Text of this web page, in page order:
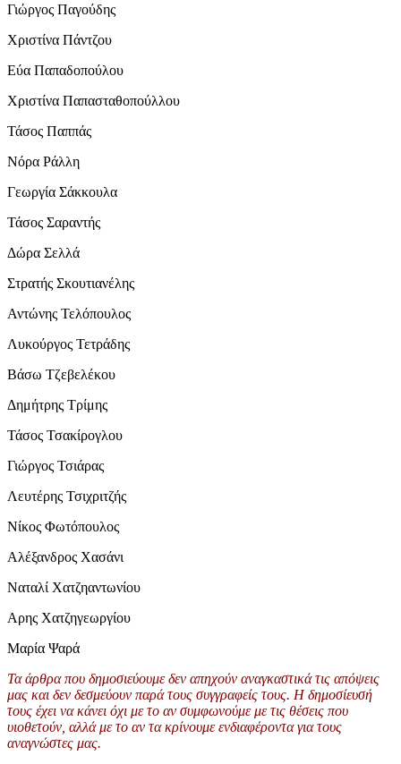
Γιώργος Παγούδης
Χριστίνα Πάντζου
Εύα Παπαδοπούλου
Χριστίνα Παπασταθοπούλλου
Τάσος Παππάς
Νόρα Ράλλη
Γεωργία Σάκκουλα
Τάσος Σαραντής
Δώρα Σελλά
Στρατής Σκουτιανέλης
Αντώνης Τελόπουλος
Λυκούργος Τετράδης
Βάσω Τζεβελέκου
Δημήτρης Τρίμης
Τάσος Τσακίρογλου
Γιώργος Τσιάρας
Λευτέρης Τσιχριτζής
Νίκος Φωτόπουλος
Αλέξανδρος Χασάνι
Ναταλί Χατζηαντωνίου
Αρης Χατζηγεωργίου
Μαρία Ψαρά
Τα άρθρα που δημοσιεύουμε δεν απηχούν αναγκαστικά τις απόψεις
μας και δεν δεσμεύουν παρά τους συγγραφείς τους. Η δημοσίευσή
τους έχει να κάνει όχι με το αν συμφωνούμε με τις θέσεις που
υιοθετούν, αλλά με το αν τα κρίνουμε ενδιαφέροντα για τους
αναγνώστες μας.